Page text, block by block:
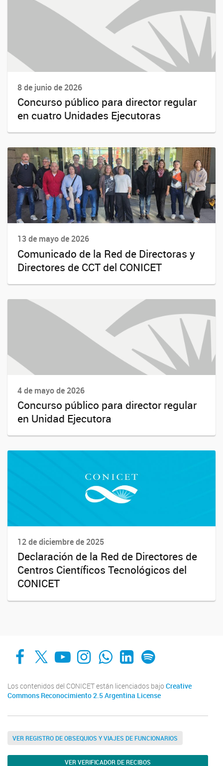
8 de junio de 2026
Concurso público para director regular
en cuatro Unidades Ejecutoras
13 de mayo de 2026
Comunicado de la Red de Directoras y
Directores de CCT del CONICET
4 de mayo de 2026
Concurso público para director regular
en Unidad Ejecutora
12 de diciembre de 2025
Declaración de la Red de Directores de
Centros Científicos Tecnológicos del
CONICET
Facebook
X YouTube
Instagram
Whats AppLinkedIn
Spotify
Los contenidos del CONICET están licenciados bajo Creative
Commons Reconocimiento 2.5 Argentina License
VER REGISTRO DE OBSEQUIOS Y VIAJES DE FUNCIONARIOS
VER VERIFICADOR DE RECIBOS